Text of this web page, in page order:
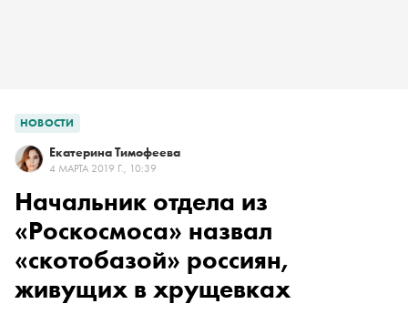
НОВОСТИ
Екатерина Тимофеева
4 МАРТА 2019 Г., 10:39
Начальник отдела из
«Роскосмоса» назвал
«скотобазой» россиян,
живущих в хрущевках